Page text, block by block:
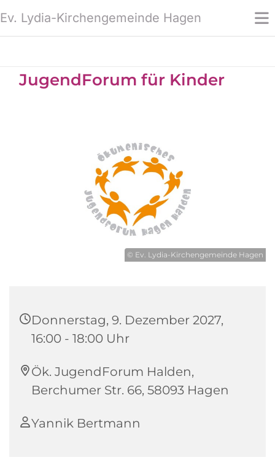
Ev. Lydia-Kirchengemeinde Hagen
JugendForum für Kinder
© Ev. Lydia-Kirchengemeinde Hagen
Donnerstag, 9. Dezember 2027,
16:00 - 18:00 Uhr
Ök. JugendForum Halden,
Berchumer Str. 66, 58093 Hagen
Yannik Bertmann